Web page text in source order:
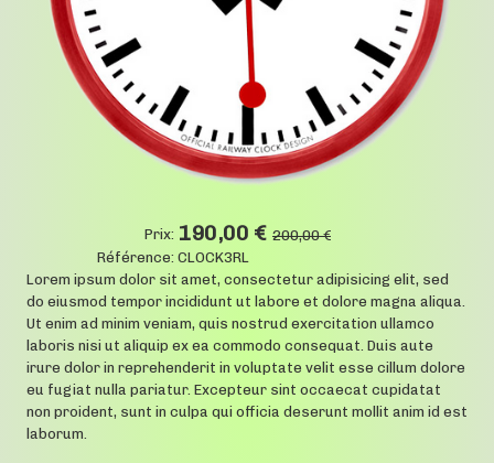
Prix: 190,00 € 200,00 €
Référence: CLOCK3RL
Lorem ipsum dolor sit amet, consectetur adipisicing elit, sed
do eiusmod tempor incididunt ut labore et dolore magna aliqua.
Ut enim ad minim veniam, quis nostrud exercitation ullamco
laboris nisi ut aliquip ex ea commodo consequat. Duis aute
irure dolor in reprehenderit in voluptate velit esse cillum dolore
eu fugiat nulla pariatur. Excepteur sint occaecat cupidatat
non proident, sunt in culpa qui officia deserunt mollit anim id est
laborum.